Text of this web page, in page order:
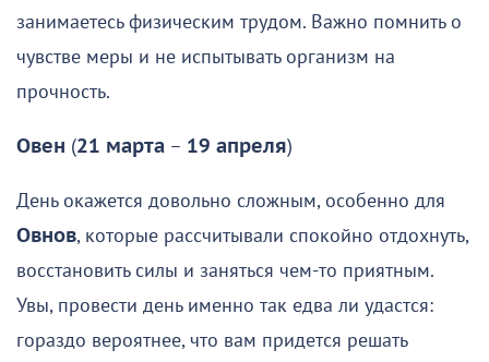
занимаетесь физическим трудом. Важно помнить о
чувстве меры и не испытывать организм на
прочность.
Овен (21 марта – 19 апреля)
День окажется довольно сложным, особенно для
Овнов, которые рассчитывали спокойно отдохнуть,
восстановить силы и заняться чем-то приятным.
Увы, провести день именно так едва ли удастся:
гораздо вероятнее, что вам придется решать